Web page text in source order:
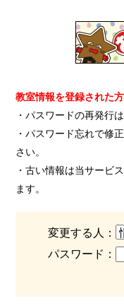
教室情報を登録された
・パスワードの再発行
・パスワード忘れで修
さい。
・古い情報は当サービ
ます。
変更する人：
パスワード：